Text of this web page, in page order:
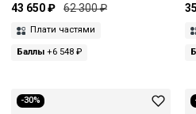
43 650 ₽ 62 300 ₽
Плати частями
Баллы +6 548 ₽
-30%